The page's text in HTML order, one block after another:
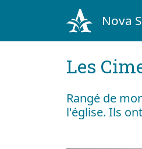
Nova
Les
Rangé de
l'église. Ils